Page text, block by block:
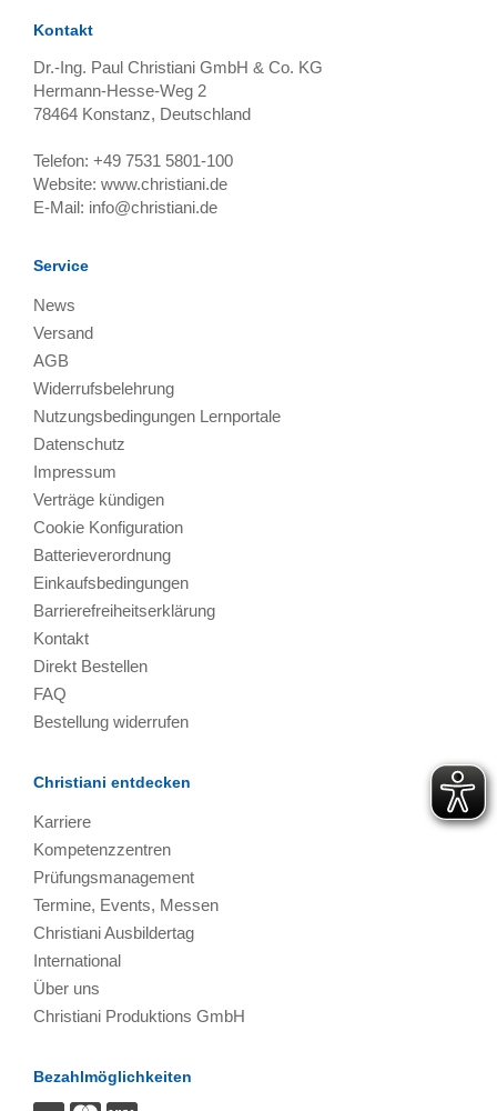
Kontakt
Dr.-Ing. Paul Christiani GmbH & Co. KG
Hermann-Hesse-Weg 2
78464 Konstanz, Deutschland
Telefon: +49 7531 5801-100
Website: www.christiani.de
E-Mail: info@christiani.de
Service
News
Versand
AGB
Widerrufsbelehrung
Nutzungsbedingungen Lernportale
Datenschutz
Impressum
Verträge kündigen
Cookie Konfiguration
Batterieverordnung
Einkaufsbedingungen
Barrierefreiheitserklärung
Kontakt
Direkt Bestellen
FAQ
Bestellung widerrufen
Christiani entdecken
Karriere
Kompetenzzentren
Prüfungsmanagement
Termine, Events, Messen
Christiani Ausbildertag
International
Über uns
Christiani Produktions GmbH
Bezahlmöglichkeiten